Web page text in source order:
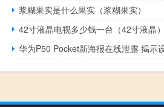
浆糊果实是什么果实（浆糊果实）
42寸液晶电视多少钱一台（42寸液晶）
华为P50 Pocket新海报在线泄露 揭示